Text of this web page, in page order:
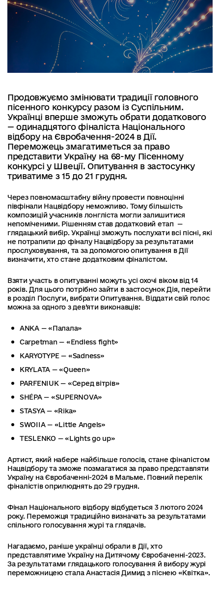
Продовжуємо змінювати традиції головного
пісенного конкурсу разом із Суспільним.
Українці вперше зможуть обрати додаткового
— одинадцятого фіналіста Національного
відбору на Євробачення-2024 в Дії.
Переможець змагатиметься за право
представити Україну на 68-му Пісенному
конкурсі у Швеції. Опитування в застосунку
триватиме з 15 до 21 грудня.
Через повномасштабну війну провести повноцінні
півфінали Нацвідбору неможливо. Тому більшість
композицій учасників лонгліста могли залишитися
непоміченими. Рішенням став додатковий етап —
глядацький вибір. Українці зможуть послухати всі пісні, які
не потрапили до фіналу Нацвідбору за результатами
прослуховування, та за допомогою опитування в Дії
визначити, хто стане додатковим фіналістом.
Взяти участь в опитуванні можуть усі охочі віком від 14
років. Для цього потрібно зайти в застосунок Дія, перейти
в розділ Послуги, вибрати Опитування. Віддати свій голос
можна за одного з дев’яти виконавців:
ANKA — «Палала»
Carpetman — «Endless fight»
KARYOTYPE — «Sadness»
KRYLATA — «Queen»
PARFENIUK — «Серед вітрів»
SHÉPA — «SUPERNOVA»
STASYA — «Rika»
SWOIIA — «Little Angels»
TESLENKO — «Lights go up»
Артист, який набере найбільше голосів, стане фіналістом
Нацвідбору та зможе позмагатися за право представляти
Україну на Євробаченні-2024 в Мальме. Повний перелік
фіналістів оприлюднять до 29 грудня.
Фінал Національного відбору відбудеться 3 лютого 2024
року. Переможця традиційно визначать за результатами
спільного голосування журі та глядачів.
Нагадаємо, раніше українці обрали в Дії, хто
представлятиме Україну на Дитячому Євробаченні-2023.
За результатами глядацького голосування й вибору журі
переможницею стала Анастасія Димид з піснею «Квітка».